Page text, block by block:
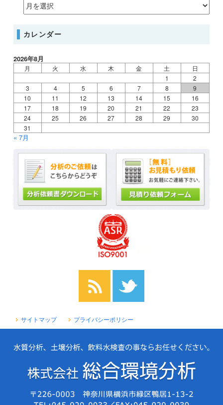
カレンダー
2026年8月
月 火 水 木 金 土
日
1
2
3
4 5 6 7 8
9
10
11 12 13 14 15
16
17
18 19 20 21 22
23
24
25 26 27 28 29
30
31
« 7月
サイトマップ プライバシーポリシー